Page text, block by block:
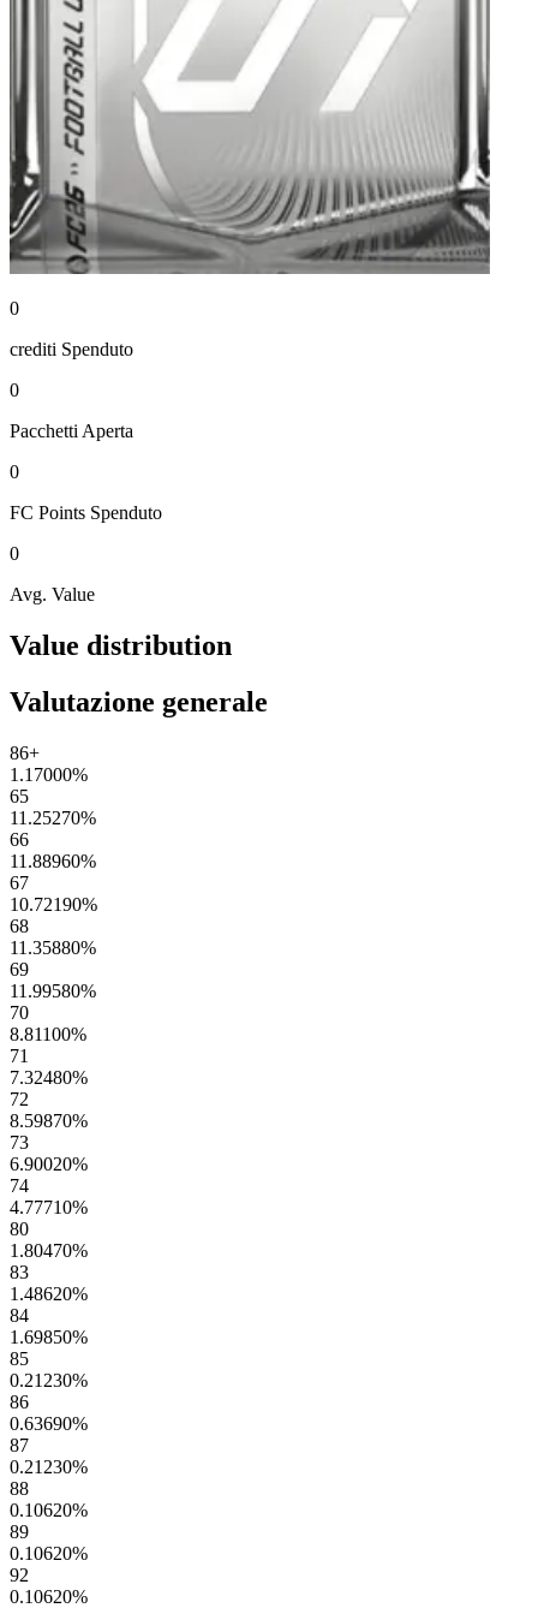
0
crediti Spenduto
0
Pacchetti Aperta
0
FC Points Spenduto
0
Avg. Value
Value distribution
Valutazione generale
86+
1.17000%
65
11.25270%
66
11.88960%
67
10.72190%
68
11.35880%
69
11.99580%
70
8.81100%
71
7.32480%
72
8.59870%
73
6.90020%
74
4.77710%
80
1.80470%
83
1.48620%
84
1.69850%
85
0.21230%
86
0.63690%
87
0.21230%
88
0.10620%
89
0.10620%
92
0.10620%